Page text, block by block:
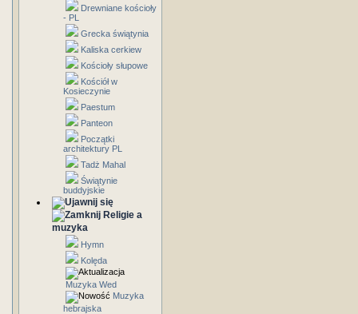
Drewniane kościoły
- PL
Grecka świątynia
Kaliska cerkiew
Kościoły słupowe
Kościół w
Kosieczynie
Paestum
Panteon
Początki
architektury PL
Tadż Mahal
Świątynie
buddyjskie
Religie a
muzyka
Hymn
Kolęda
Muzyka Wed
Muzyka
hebrajska